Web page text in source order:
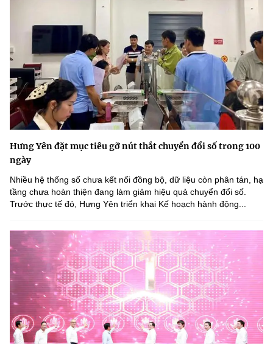
Hưng Yên đặt mục tiêu gỡ nút thắt chuyển đổi số trong 100
ngày
Nhiều hệ thống số chưa kết nối đồng bộ, dữ liệu còn phân tán, hạ
tầng chưa hoàn thiện đang làm giảm hiệu quả chuyển đổi số.
Trước thực tế đó, Hưng Yên triển khai Kế hoạch hành động...